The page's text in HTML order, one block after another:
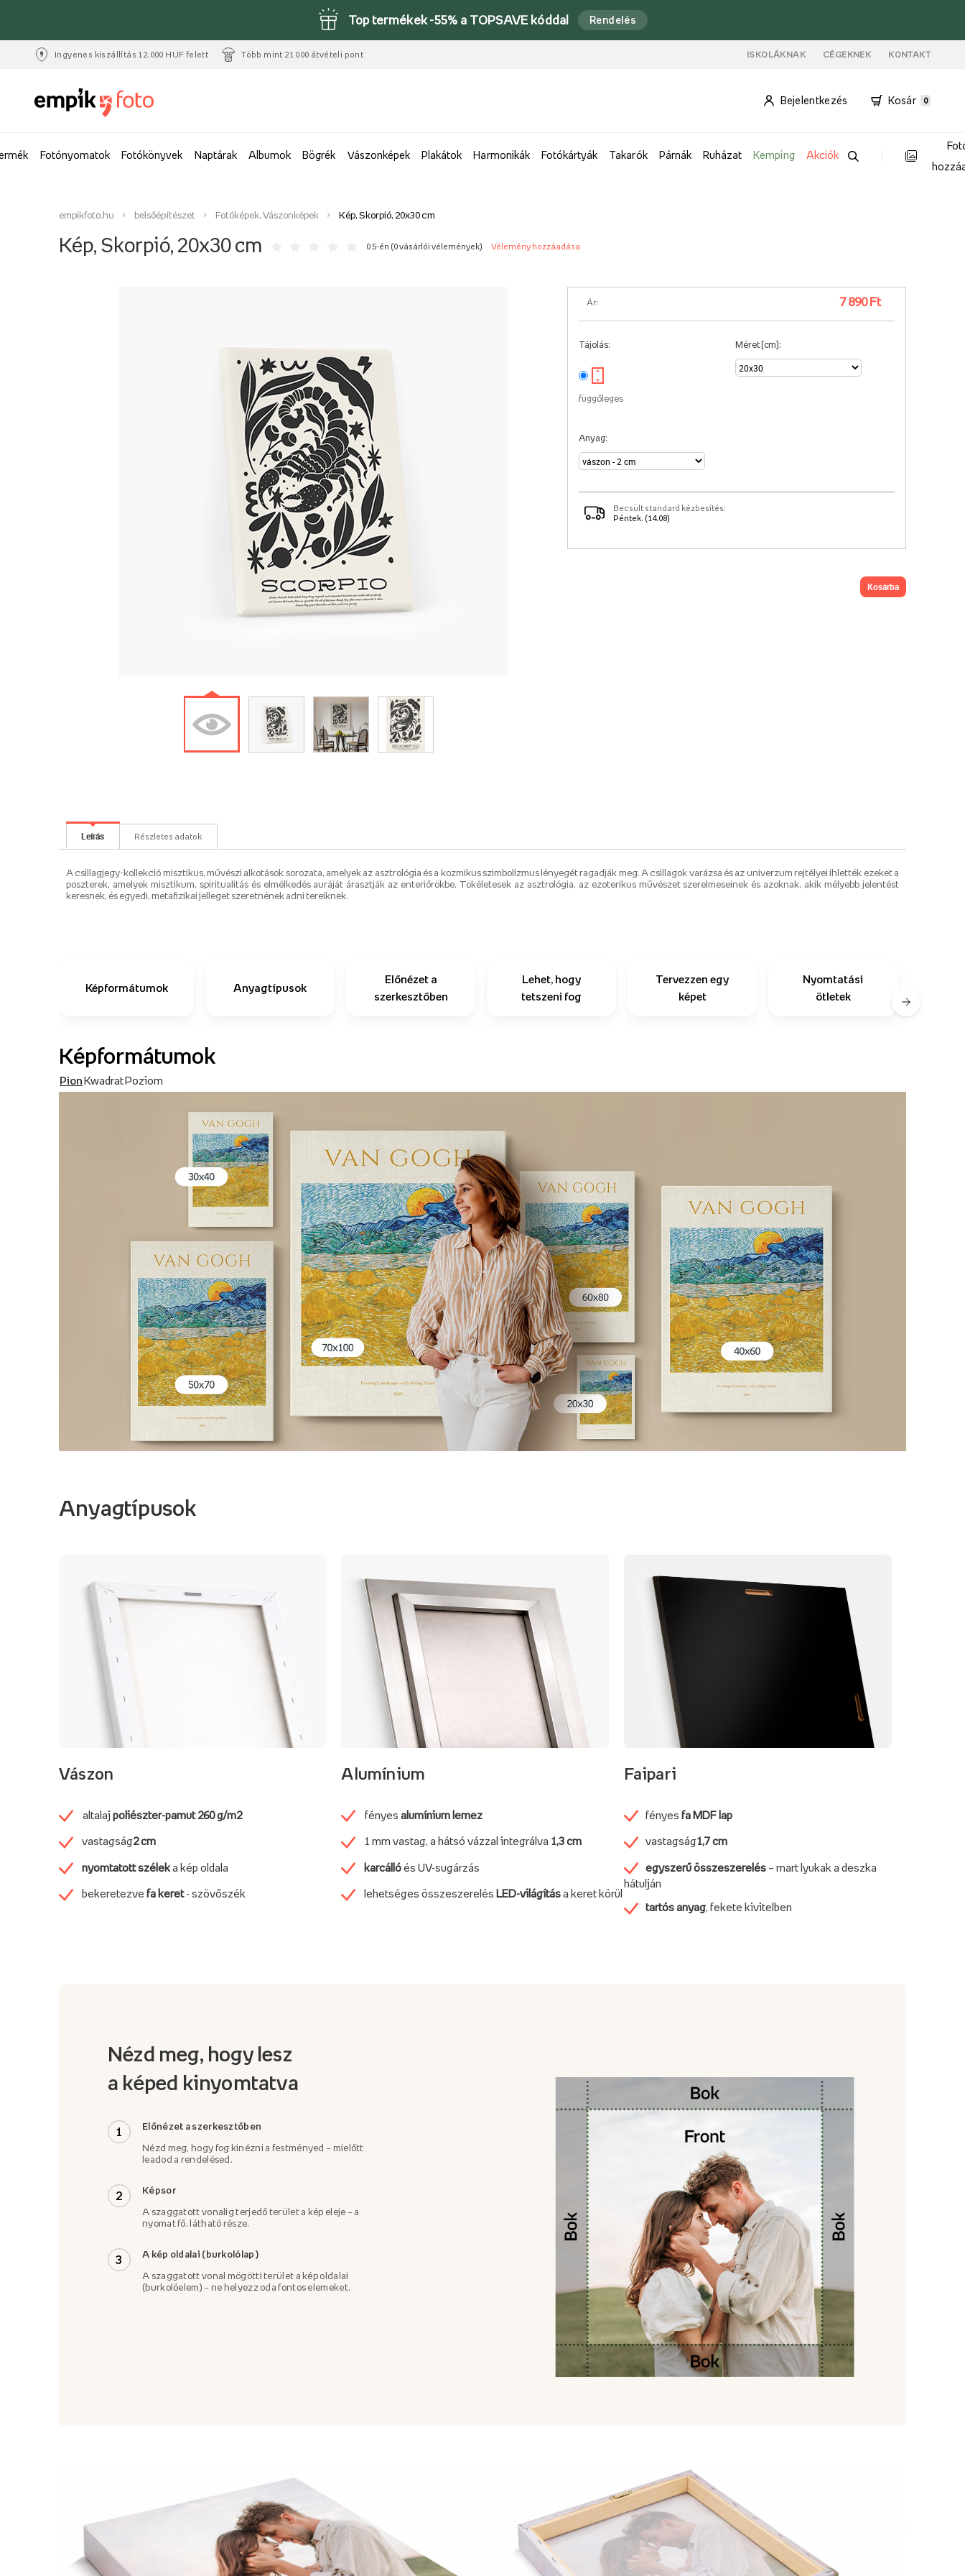
Top termékek -55% a TOPSAVE kóddal Rendelés
Ingyenes kiszállítás 12.000 HUF felett Több mint 21 000 átvételi pont ISKOLÁKNAK CÉGEKNEK KONTAKT
Bejelentkezés Kosár 0
Fotónyomatok Fotókönyvek Naptárak Albumok Bögrék Vászonképek Plakátok Harmonikák Fotókártyák Takarók Párnák Ruházat Kemping Akciók
empikfoto.hu belsőépítészet Fotóképek, Vászonképek Kép, Skorpió, 20x30 cm
Kép, Skorpió, 20x30 cm 0 5-én (0 vásárlói vélemények) Vélemény hozzáadása
Ár: 7 890 Ft
Tájolás:
függőleges
Méret [cm]:
Anyag:
Becsült standard kézbesítés:
Péntek. (14.08)
kosárba
Leírás Részletes adatok
A csillagjegy-kollekció misztikus, művészi alkotások sorozata, amelyek az asztrológia és a kozmikus szimbolizmus lényegét ragadják meg. A csillagok varázsa és az univerzum rejtélyei ihlették ezeket a
poszterek, amelyek misztikum, spiritualitás és elmélkedés auráját árasztják az enteriőrökbe. Tökéletesek az asztrológia, az ezoterikus művészet szerelmeseinek és azoknak, akik mélyebb jelentést
keresnek, és egyedi, metafizikai jelleget szeretnének adni tereiknek.
Képformátumok Anyagtípusok
Előnézet a
szerkesztőben
Lehet, hogy
tetszeni fog
Tervezzen egy
képet
Nyomtatási
ötletek
Képformátumok
PionKwadratPoziom
Anyagtípusok
Vászon
altalaj poliészter-pamut 260 g/m2
vastagság2 cm
nyomtatott széleka kép oldala
bekeretezve fa keret- szövőszék
Alumínium
fényesalumínium lemez
1 mm vastag, a hátsó vázzal integrálva 1,3 cm
karcállóés UV-sugárzás
lehetséges összeszerelés LED-világítása keret körül
Faipari
fényes fa MDF lap
vastagság1,7 cm
egyszerű összeszerelés– mart lyukak a deszka
hátulján
tartós anyag, fekete kivitelben
Nézd meg, hogy lesz
a képed kinyomtatva
1 Előnézet a szerkesztőben
Nézd meg, hogy fog kinézni a festményed – mielőtt
leadod a rendelésed.
2 Képsor
A szaggatott vonalig terjedő terület a kép eleje – a
nyomat fő, látható része.
3 A kép oldalai (burkolólap)
A szaggatott vonal mögötti terület a kép oldalai
(burkolóelem) – ne helyezz oda fontos elemeket.